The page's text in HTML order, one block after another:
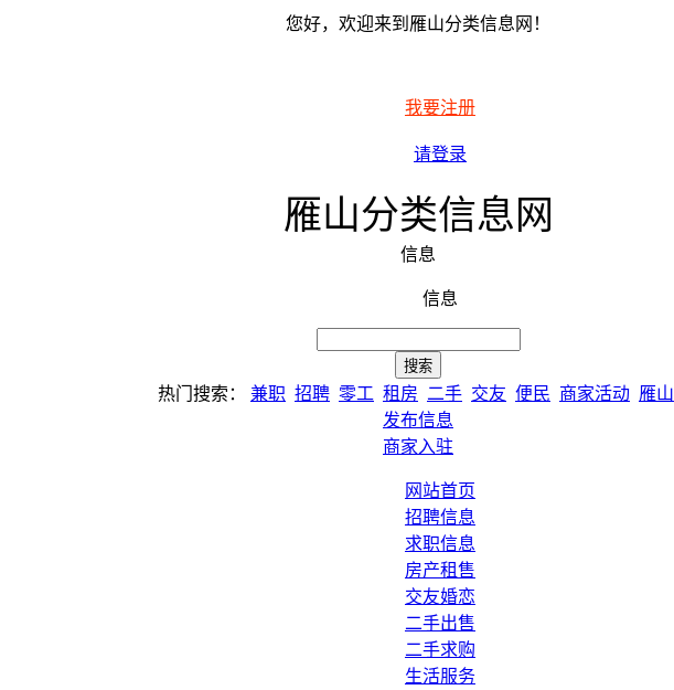
您好，欢迎来到雁山分类信息网！
我要注册
请登录
雁山分类信息网
信息
信息
热门搜索： 兼职 招聘 零工 租房 二手 交友 便民 商家活动 雁山
发布信息
商家入驻
网站首页
招聘信息
求职信息
房产租售
交友婚恋
二手出售
二手求购
生活服务